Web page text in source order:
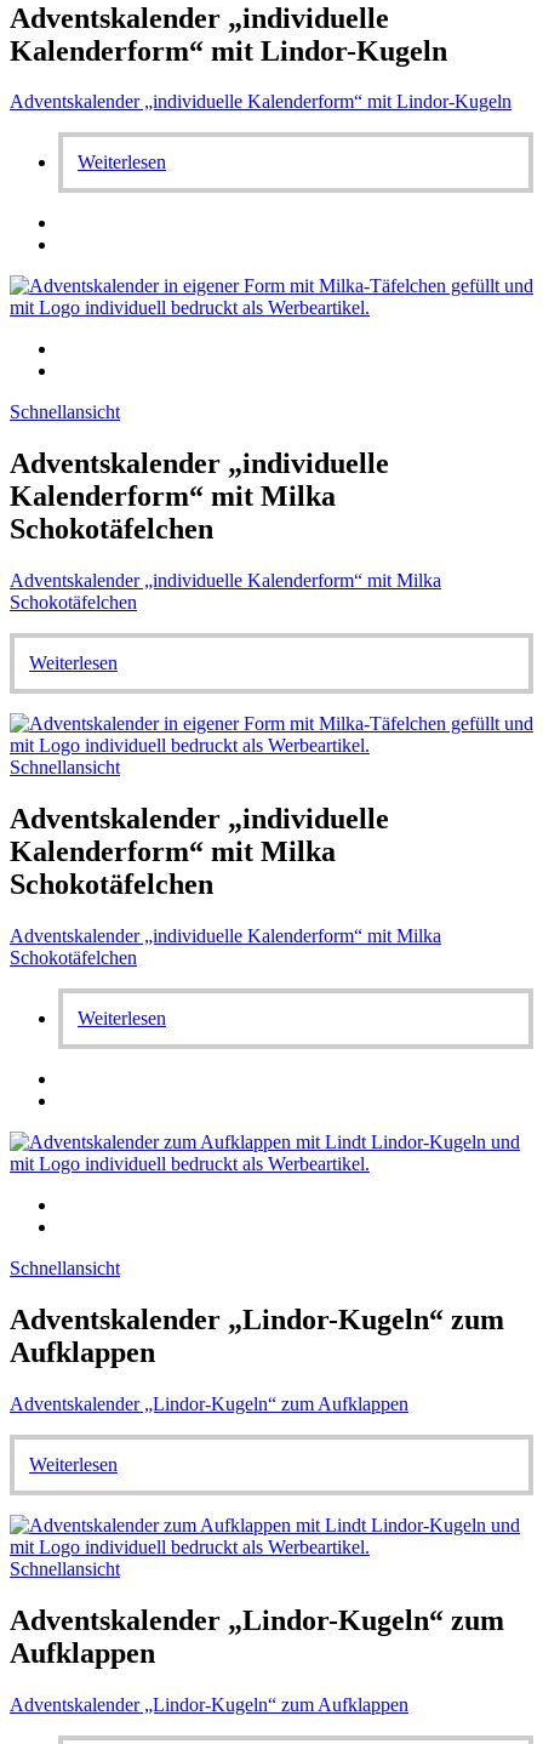
Adventskalender „individuelle
Kalenderform“ mit Lindor-Kugeln
Adventskalender „individuelle Kalenderform“ mit Lindor-Kugeln
Weiterlesen
Schnellansicht
Adventskalender „individuelle
Kalenderform“ mit Milka
Schokotäfelchen
Adventskalender „individuelle Kalenderform“ mit Milka
Schokotäfelchen
Weiterlesen
Schnellansicht
Adventskalender „individuelle
Kalenderform“ mit Milka
Schokotäfelchen
Adventskalender „individuelle Kalenderform“ mit Milka
Schokotäfelchen
Weiterlesen
Schnellansicht
Adventskalender „Lindor-Kugeln“ zum
Aufklappen
Adventskalender „Lindor-Kugeln“ zum Aufklappen
Weiterlesen
Schnellansicht
Adventskalender „Lindor-Kugeln“ zum
Aufklappen
Adventskalender „Lindor-Kugeln“ zum Aufklappen